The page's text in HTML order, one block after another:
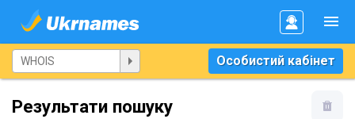
Особистий кабінет
Результати пошуку